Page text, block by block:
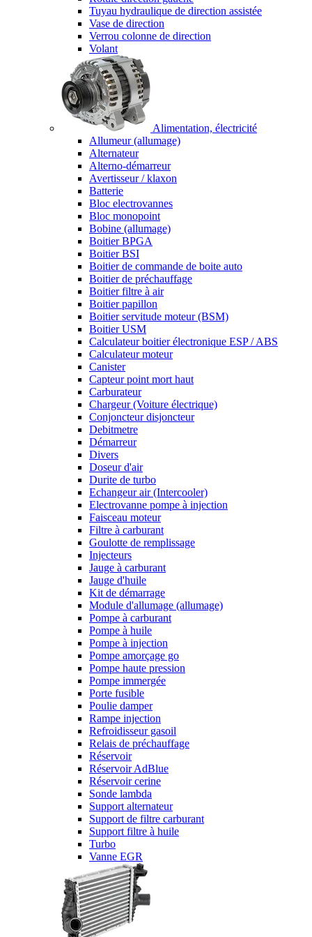
Tuyau hydraulique de direction assistée
Vase de direction
Verrou colonne de direction
Volant
Alimentation, électricité
Allumeur (allumage)
Alternateur
Alterno-démarreur
Avertisseur / klaxon
Batterie
Bloc electrovannes
Bloc monopoint
Bobine (allumage)
Boitier BPGA
Boitier BSI
Boitier de commande de boite auto
Boitier de préchauffage
Boitier filtre à air
Boitier papillon
Boitier servitude moteur (BSM)
Boitier USM
Calculateur boitier électronique ESP / ABS
Calculateur moteur
Canister
Capteur point mort haut
Carburateur
Chargeur (Voiture électrique)
Conjoncteur disjoncteur
Debitmetre
Démarreur
Divers
Doseur d'air
Durite de turbo
Echangeur air (Intercooler)
Electrovanne pompe à injection
Faisceau moteur
Filtre à carburant
Goulotte de remplissage
Injecteurs
Jauge à carburant
Jauge d'huile
Kit de démarrage
Module d'allumage (allumage)
Pompe à carburant
Pompe à huile
Pompe à injection
Pompe amorçage go
Pompe haute pression
Pompe immergée
Porte fusible
Poulie damper
Rampe injection
Refroidisseur gasoil
Relais de préchauffage
Réservoir
Réservoir AdBlue
Réservoir cerine
Sonde lambda
Support alternateur
Support de filtre carburant
Support filtre à huile
Turbo
Vanne EGR